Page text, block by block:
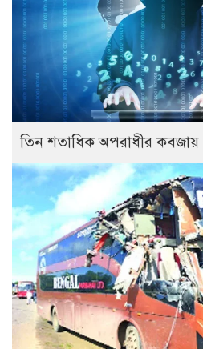
তিন শতাধিক অপরাধীর